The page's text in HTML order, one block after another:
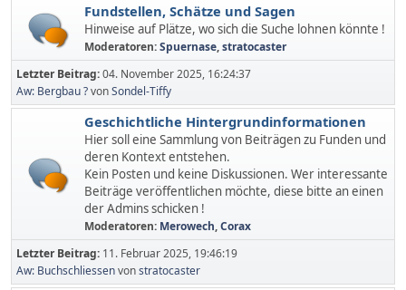
Fundstellen, Schätze und Sagen
Hinweise auf Plätze, wo sich die Suche lohnen könnte !
Moderatoren:Spuernase,stratocaster
Letzter Beitrag:04. November 2025, 16:24:37
Aw: Bergbau ?vonSondel-Tiffy
Geschichtliche Hintergrundinformationen
Hier soll eine Sammlung von Beiträgen zu Funden und
deren Kontext entstehen.
Kein Posten und keine Diskussionen. Wer interessante
Beiträge veröffentlichen möchte, diese bitte an einen
der Admins schicken !
Moderatoren: Merowech,Corax
Letzter Beitrag: 11. Februar 2025, 19:46:19
Aw: Buchschliessenvonstratocaster